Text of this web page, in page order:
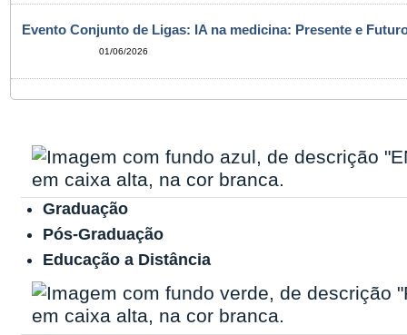
Evento Conjunto de Ligas: IA na medicina: Presente e
01/06/2026
Graduação
Pós-Graduação
Educação a Distância